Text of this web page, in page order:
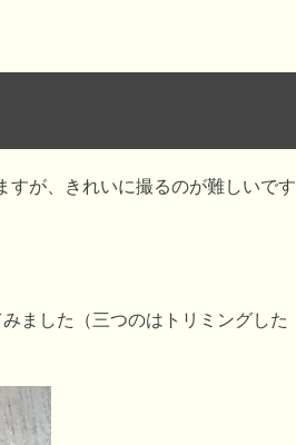
すが、きれいに撮るのが難しいです
ました（三つのはトリミングした